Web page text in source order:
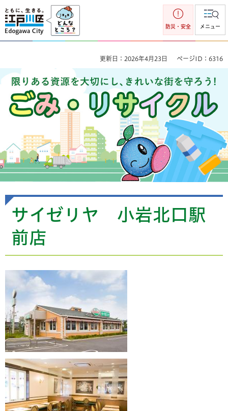
江戸川区
防災・安全 メニュー
更新日：2026年4月23日 ページID：6316
ごみ・リサイクル 限りのある資源を大切にし、きれいな街を
守ろう！
サイゼリヤ 小岩北口駅
前店